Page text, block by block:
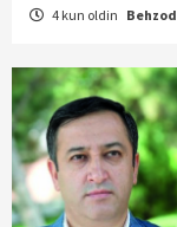
4 kun oldin Behzod